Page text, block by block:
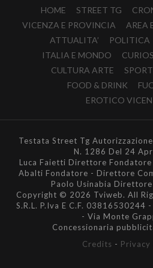
HOME STREET TG
VICENZA E PROVINCIA
AREA
ATTUALITA’
POLITICA
ITALIA E MONDO
CULTURA ARTE
SPORT
FOOD & DRINK
EROTICO
Testata Street Tg
N. 1286 Del 24
Luca Faietti Direttore
Abalti Fondatore - Direttore
Paolo Usinabia
Copyright © 2026 Tviweb. All
S.R.L. P.Iva E C.F. 03816530244
- Via Monte
Concessionaria
Credits - Privacy